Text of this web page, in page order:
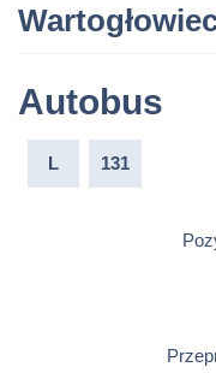
Autobus
L 131